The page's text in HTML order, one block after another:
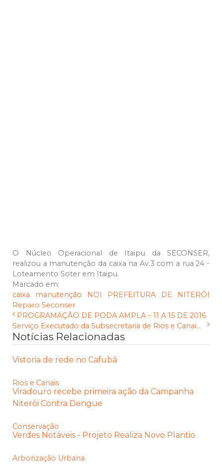
O Núcleo Operacional de Itaipu da SECONSER,
realizou a manutenção da caixa na Av.3 com a rua 24 -
Loteamento Soter em Itaipu.
Marcado em:
caixa
manutenção NOI
PREFEITURA DE NITERÓI
Reparo Seconser
PROGRAMAÇÃO DE PODA AMPLA – 11 A 15 DE 2016
Serviço Executado da Subsecretaria de Rios e Canai...
Notícias Relacionadas
Vistoria de rede no Cafubá
Rios e Canais
Viradouro recebe primeira ação da Campanha
Niterói Contra Dengue
Conservação
Verdes Notáveis - Projeto Realiza Novo Plantio
Arborização Urbana